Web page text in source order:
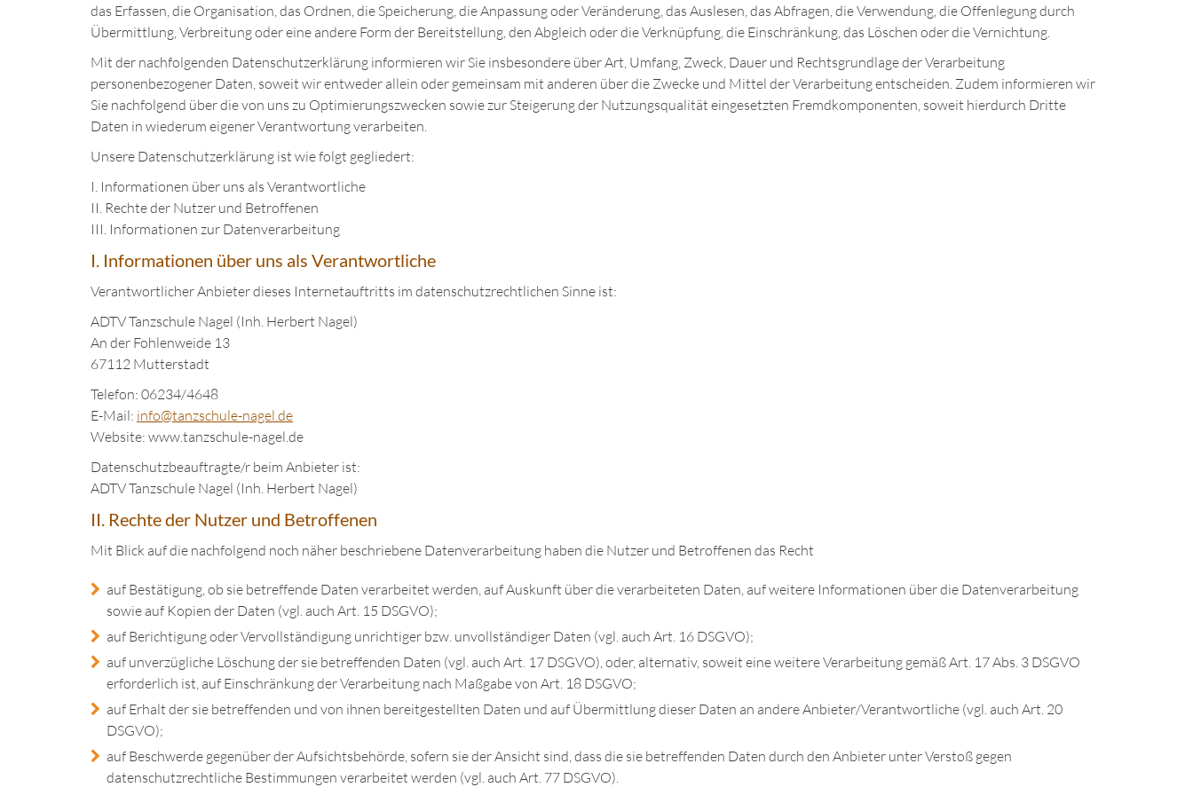
das Erfassen, die Organisation, das Ordnen, die Speicherung, die Anpassung oder Veränderung, das Auslesen, das Abfragen, die Verwendung, die Offenlegung durch
Übermittlung, Verbreitung oder eine andere Form der Bereitstellung, den Abgleich oder die Verknüpfung, die Einschränkung, das Löschen oder die Vernichtung.
Mit der nachfolgenden Datenschutzerklärung informieren wir Sie insbesondere über Art, Umfang, Zweck, Dauer und Rechtsgrundlage der Verarbeitung
personenbezogener Daten, soweit wir entweder allein oder gemeinsam mit anderen über die Zwecke und Mittel der Verarbeitung entscheiden. Zudem informieren wir
Sie nachfolgend über die von uns zu Optimierungszwecken sowie zur Steigerung der Nutzungsqualität eingesetzten Fremdkomponenten, soweit hierdurch Dritte
Daten in wiederum eigener Verantwortung verarbeiten.
Unsere Datenschutzerklärung ist wie folgt gegliedert:
I. Informationen über uns als Verantwortliche
II. Rechte der Nutzer und Betroffenen
III. Informationen zur Datenverarbeitung
I. Informationen über uns als Verantwortliche
Verantwortlicher Anbieter dieses Internetauftritts im datenschutzrechtlichen Sinne ist:
ADTV Tanzschule Nagel (Inh. Herbert Nagel)
An der Fohlenweide 13
67112 Mutterstadt
Telefon: 06234/4648
E-Mail: info@tanzschule-nagel.de
Website: www.tanzschule-nagel.de
Datenschutzbeauftragte/r beim Anbieter ist:
ADTV Tanzschule Nagel (Inh. Herbert Nagel)
II. Rechte der Nutzer und Betroffenen
Mit Blick auf die nachfolgend noch näher beschriebene Datenverarbeitung haben die Nutzer und Betroffenen das Recht
auf Bestätigung, ob sie betreffende Daten verarbeitet werden, auf Auskunft über die verarbeiteten Daten, auf weitere Informationen über die Datenverarbeitung
sowie auf Kopien der Daten (vgl. auch Art. 15 DSGVO);
auf Berichtigung oder Vervollständigung unrichtiger bzw. unvollständiger Daten (vgl. auch Art. 16 DSGVO);
auf unverzügliche Löschung der sie betreffenden Daten (vgl. auch Art. 17 DSGVO), oder, alternativ, soweit eine weitere Verarbeitung gemäß Art. 17 Abs. 3 DSGVO
erforderlich ist, auf Einschränkung der Verarbeitung nach Maßgabe von Art. 18 DSGVO;
auf Erhalt der sie betreffenden und von ihnen bereitgestellten Daten und auf Übermittlung dieser Daten an andere Anbieter/Verantwortliche (vgl. auch Art. 20
DSGVO);
auf Beschwerde gegenüber der Aufsichtsbehörde, sofern sie der Ansicht sind, dass die sie betreffenden Daten durch den Anbieter unter Verstoß gegen
datenschutzrechtliche Bestimmungen verarbeitet werden (vgl. auch Art. 77 DSGVO).